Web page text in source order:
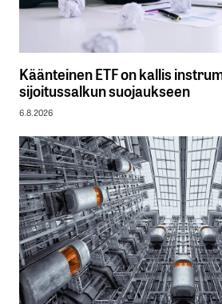
Käänteinen ETF on kallis
sijoitussalkun suojaukseen
6.8.2026